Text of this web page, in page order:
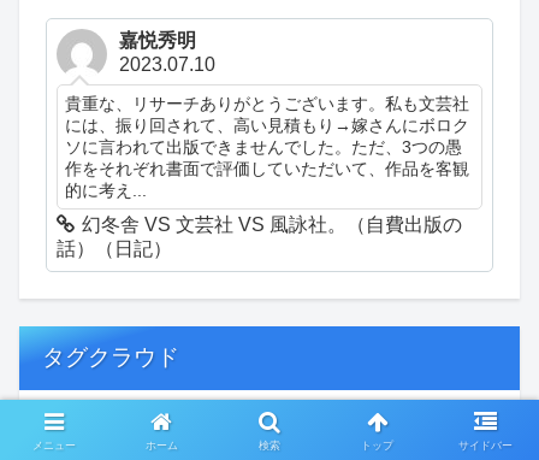
嘉悦秀明
2023.07.10
貴重な、リサーチありがとうございます。私も文芸社
には、振り回されて、高い見積もり→嫁さんにボロク
ソに言われて出版できませんでした。ただ、3つの愚
作をそれぞれ書面で評価していただいて、作品を客観
的に考え...
幻冬舎 VS 文芸社 VS 風詠社。（自費出版の
話）（日記）
タグクラウド
創作 精神病患者の日常
メニュー ホーム 検索 トップ サイドバー